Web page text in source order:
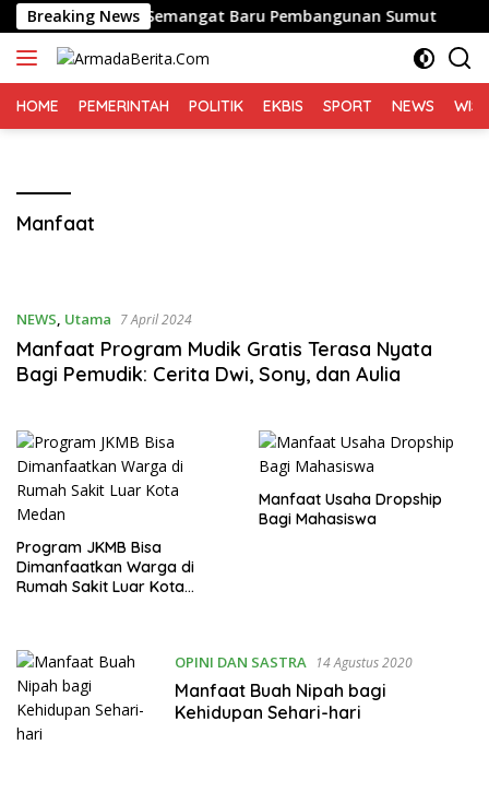
Langsung
ke
konten
Breaking News
Bawa Semangat Baru Pembangunan Sumut
HOME PEMERINTAH POLITIK EKBIS SPORT NEWS
Manfaat
NEWS, Utama 7 April 2024
Manfaat Program Mudik Gratis Terasa Nyata
Bagi Pemudik: Cerita Dwi, Sony, dan Aulia
Program JKMB Bisa
Dimanfaatkan Warga di
Rumah Sakit Luar Kota
Manfaat Usaha Dropship
Bagi Mahasiswa
OPINI DAN SASTRA 14 Agustus 2020
Manfaat Buah Nipah bagi
Kehidupan Sehari-hari